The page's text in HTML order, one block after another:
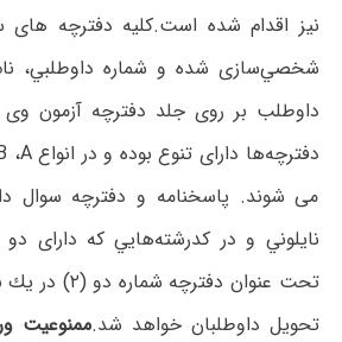
ﻧﻴﺰ اﻗﺪام ﺷﺪه اﺳﺖ.ﻛﻠﻴﻪ دﻓﺘﺮﭼﻪ ﻫﺎی
ﺷﺨﺼﻲﺳﺎزی ﺷﺪه و ﺷﻤﺎره داوﻃﻠﺒﻲ،
داوﻃﻠﺐ ﺑﺮ روی ﺟﻠﺪ دﻓﺘﺮﭼﻪ آزﻣﻮن
می شوند. پاسخنامه و دﻓﺘﺮﭼﻪ ﺳﻮال
ﻧﺎﻳﻠﻮﻧﻲ و در ﻛﺪرﺷﺘﻪﻫﺎﻳﻲ ﻛﻪ دارای
ﺗﺤﺖ ﻋﻨﻮان
ﺗﺤﻮﻳﻞ داوﻃﻠﺒﺎن ﺧﻮاﻫﺪ ﺷﺪ.ممنوعیت